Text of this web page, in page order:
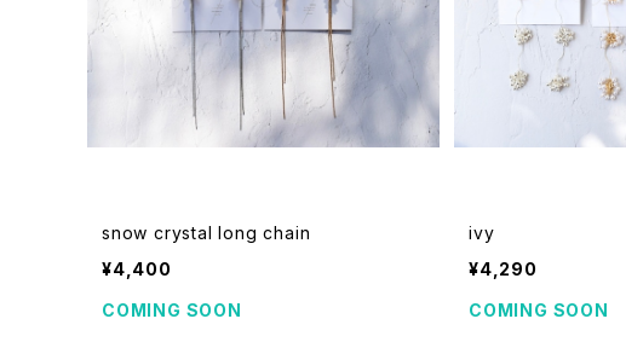
snow crystal long chain
¥4,400
COMING SOON
ivy
¥4,290
COMING SOON